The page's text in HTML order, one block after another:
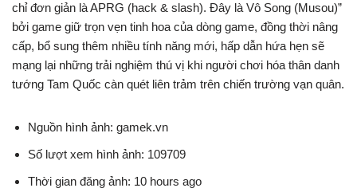
chỉ đơn giản là APRG (hack & slash). Đây là Vô Song (Musou)”
bởi game giữ trọn vẹn tinh hoa của dòng game, đồng thời nâng
cấp, bổ sung thêm nhiều tính năng mới, hấp dẫn hứa hẹn sẽ
mạng lại những trải nghiệm thú vị khi người chơi hóa thân danh
tướng Tam Quốc càn quét liên trảm trên chiến trường vạn quân.
Nguồn hình ảnh: gamek.vn
Số lượt xem hình ảnh: 109709
Thời gian đăng ảnh: 10 hours ago